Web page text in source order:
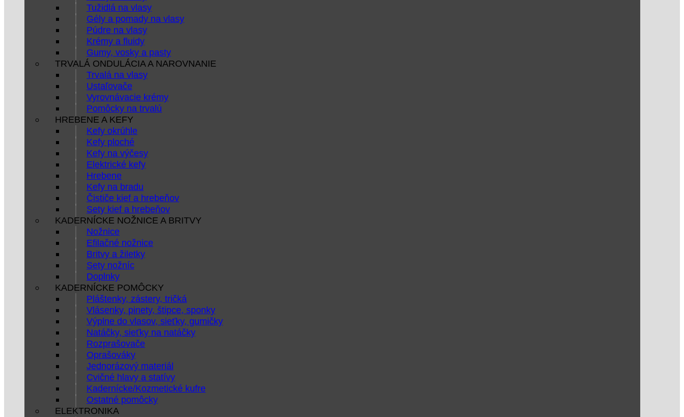
Tužidlá na vlasy
Gély a pomady na vlasy
Púdre na vlasy
Krémy a fluidy
Gumy, vosky a pasty
TRVALÁ ONDULÁCIA A NAROVNANIE
Trvalá na vlasy
Ustaľovače
Vyrovnávacie krémy
Pomôcky na trvalú
HREBENE A KEFY
Kefy okrúhle
Kefy ploché
Kefy na výčesy
Elektrické kefy
Hrebene
Kefy na bradu
Čističe kief a hrebeňov
Sety kief a hrebeňov
KADERNÍCKE NOŽNICE A BRITVY
Nožnice
Efilačné nožnice
Britvy a žiletky
Sety nožníc
Doplnky
KADERNÍCKE POMÔCKY
Pláštenky, zástery, tričká
Vlásenky, pinety, štipce, sponky
Výplne do vlasov, sieťky, gumičky
Natáčky, sieťky na natáčky
Rozprašovače
Oprašováky
Jednorázový materiál
Cvičné hlavy a statívy
Kadernícke/Kozmetické kufre
Ostatné pomôcky
ELEKTRONIKA